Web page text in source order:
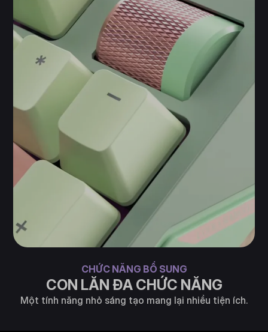
CHỨC NĂNG BỔ SUNG
CON LĂN ĐA CHỨC NĂNG
Một tính năng nhỏ sáng tạo mang lại nhiều tiện ích.